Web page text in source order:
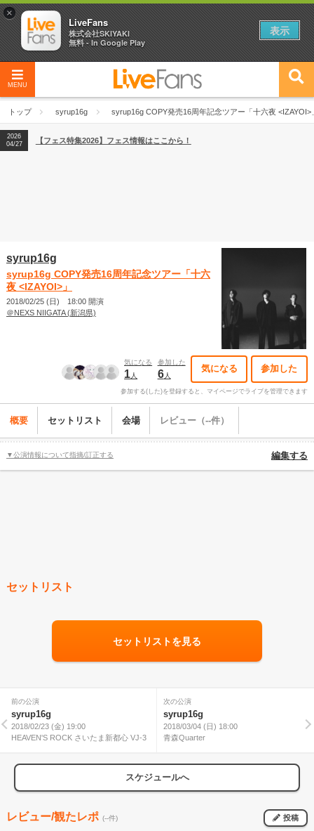
MENU
トップ syrup16g syrup16g COPY発売16周年記念ツアー「十六夜 <IZAYOI>
2026
04/27
2026
【ライブ動員ランキング】2026年上半期編発表！
2026
04/27
【フェス特集2026】フェス情報はここから！
syrup16g
syrup16g COPY発売16周年記念ツアー「十六
夜 <IZAYOI>」
2018/02/25 (日) 18:00 開演
＠NEXS NIIGATA (新潟県)
気になる
1人
参加した
6人
気になる 参加した
参加する(した)を登録すると、マイページでライブを管理できます
概要 セットリスト 会場 レビュー（--件）
▼公演情報について指摘/訂正する 編集する
セットリスト
セットリストを見る
前の公演
syrup16g
2018/02/23 (金) 19:00
HEAVEN'S ROCK さいたま新都心 VJ-3
次の公演
syrup16g
2018/03/04 (日) 18:00
青森Quarter
スケジュールへ
レビュー/観たレポ (--件) 投稿
×
LiveFans
株式会社SKIYAKI
無料 - In Google Play
表示